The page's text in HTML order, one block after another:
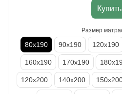
Купить
Размер
80х190 90х190 120х190
160х190 170х190
120х200 140х200